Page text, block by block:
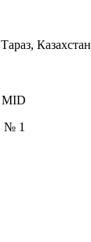
Казахстан
MID